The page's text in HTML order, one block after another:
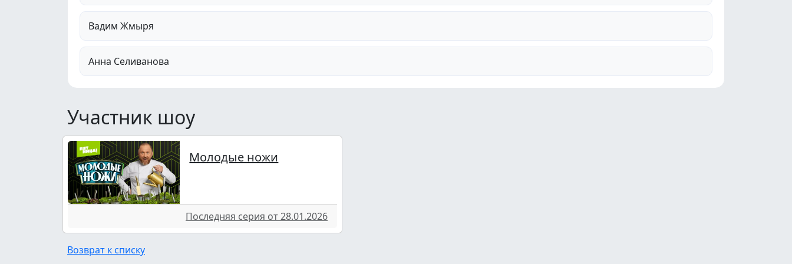
Вадим Жмыря
Анна Селиванова
Участник шоу
Молодые ножи
Последняя серия от 28.01.2026
Возврат к списку